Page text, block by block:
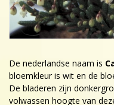
De nederlandse naam is
bloemkleur is wit en de
De bladeren zijn
volwassen hoogte van